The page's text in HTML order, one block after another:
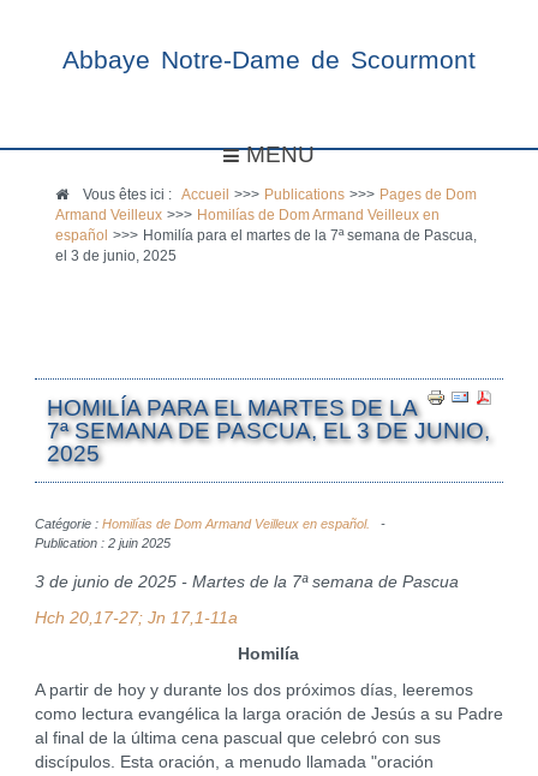
Abbaye Notre-Dame de Scourmont
MENU
Vous êtes ici :Accueil >>> Publications >>> Pages de Dom
Armand Veilleux >>> Homilías de Dom Armand Veilleux en
español
>>> Homilía para el martes de la 7ª semana de Pascua,
el 3 de junio, 2025
HOMILÍA PARA EL MARTES DE LA
7ª SEMANA DE PASCUA, EL 3 DE JUNIO,
2025
Catégorie : Homilías de Dom Armand Veilleux en español.
Publication : 2 juin 2025
3 de junio de 2025 - Martes de la 7ª semana de Pascua
Hch 20,17-27; Jn 17,1-11a
Homilía
A partir de hoy y durante los dos próximos días, leeremos
como lectura evangélica la larga oración de Jesús a su Padre
al final de la última cena pascual que celebró con sus
discípulos. Esta oración, a menudo llamada "oración